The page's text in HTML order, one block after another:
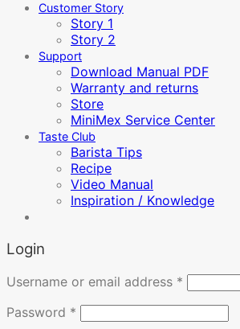
Customer Story
Story 1
Story 2
Support
Download Manual PDF
Warranty and returns
Store
MiniMex Service Center
Taste Club
Barista Tips
Recipe
Video Manual
Inspiration / Knowledge
Login
Username or email address * Required
Password * Required